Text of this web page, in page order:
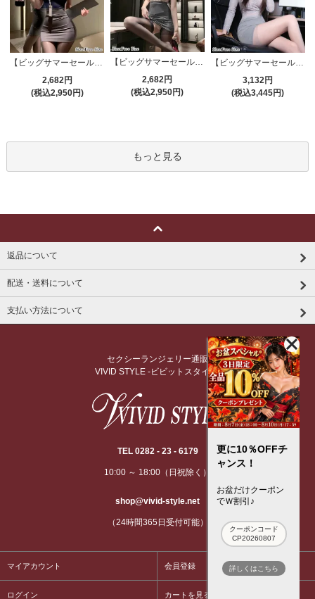
【ビッグサマーセール対象品】セクシーコスプレ(SEXYCOSPLAY) 4421
2,682円
(税込2,950円)
【ビッグサマーセール対象品】セクシーコスプレ(SEXYCOSPLAY) 4191
2,682円
(税込2,950円)
【ビッグサマーセール対象品】セクシーコスプレ(SEXYCOSPLAY) 4173
3,132円
(税込3,445円)
もっと見る
返品について
配送・送料について
支払い方法について
セクシーランジェリー通販
VIVID STYLE -ビビットスタイル-
TEL 0282 - 23 - 6179
10:00 ～ 18:00（日祝除く）
shop@vivid-style.net
（24時間365日受付可能）
マイアカウント 会員登録
ログイン カートを見る
更に10％OFFチ
ャンス！
お盆だけクーポン
でＷ割引♪
クーポンコード
CP20260807
詳しくはこちら